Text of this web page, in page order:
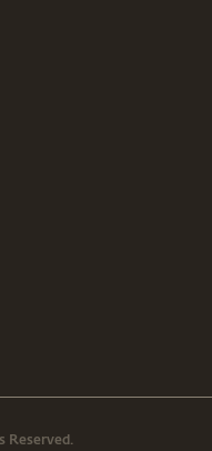
Reserved.